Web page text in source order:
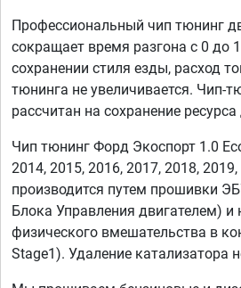
Профессиональный чип тюнинг
сокращает время разгона с 0 до
сохранении стиля езды, расход
тюнинга не увеличивается. Чип-
рассчитан на сохранение
Чип тюнинг Форд Экоспорт 1.0
2014, 2015, 2016, 2017, 2018,
производится путем прошивки
Блока Управления двигателем) и
физического вмешательства в
Stage1). Удаление катализатора